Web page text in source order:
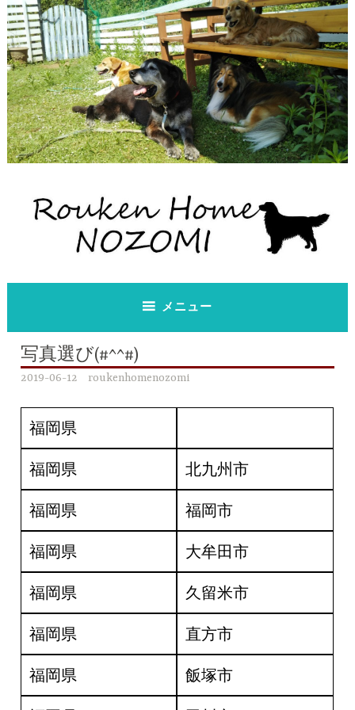
コ
ン
テ
ン
ツ
へ
ス
キ
ッ
プ
老犬ホーム のぞみ
メニュー
写真選び(#^^#)
2019-06-12 roukenhomenozomi
福岡県
福岡県 北九州市
福岡県 福岡市
福岡県 大牟田市
福岡県 久留米市
福岡県 直方市
福岡県 飯塚市